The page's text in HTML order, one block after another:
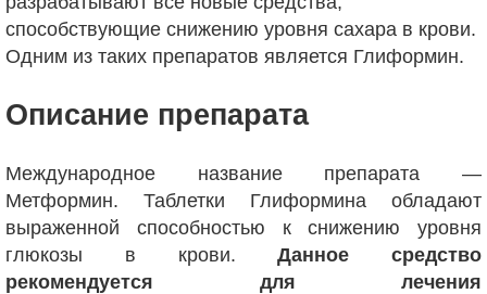
способствующие снижению уровня сахара в крови.
Одним из таких препаратов является Глиформин.
Описание препарата
Международное название препарата —
Метформин. Таблетки Глиформина обладают
выраженной способностью к снижению уровня
глюкозы в крови.Данное средство
рекомендуется для лечения